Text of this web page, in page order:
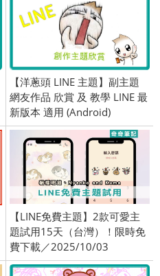
【洋蔥頭 LINE 主題】副主題
網友作品 欣賞 及 教學 LINE 最
新版本 適用 (Android)
【LINE免費主題】2款可愛主
題試用15天（台灣）！限時免
費下載／2025/10/03